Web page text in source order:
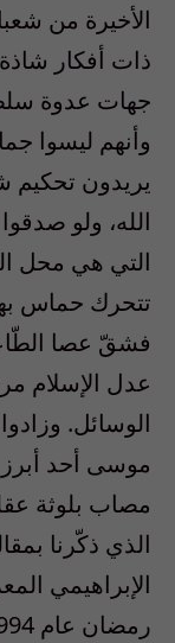
الأخيرة من
ذات أفكار
جهات عدوة
وأنهم ليسوا
يريدون تحكيم
الله، ولو
التي هي محل
تتحرك حماس
فشقّ عصا
عدل الإسلام
الوسائل.
موسى أحد
مصاب بلوثة
الذي ذكّرنا
الإبراهيمي